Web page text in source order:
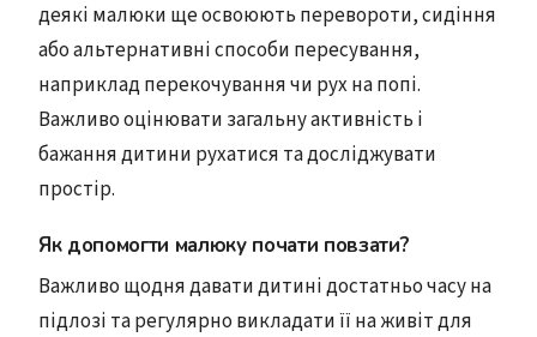
деякі малюки ще освоюють перевороти, сидіння
або альтернативні способи пересування,
наприклад перекочування чи рух на попі.
Важливо оцінювати загальну активність і
бажання дитини рухатися та досліджувати
простір.
Як допомогти малюку почати повзати?
Важливо щодня давати дитині достатньо часу на
підлозі та регулярно викладати її на живіт для